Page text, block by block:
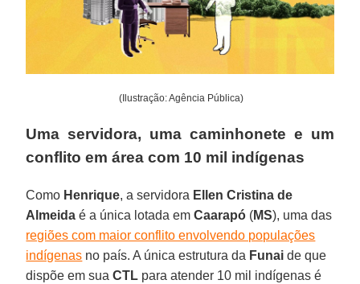
(Ilustração: Agência Pública)
Uma servidora, uma caminhonete e um
conflito em área com 10 mil indígenas
Como Henrique, a servidora Ellen Cristina de
Almeida é a única lotada emCaarapó (MS), uma das
regiões com maior conflito envolvendo populações
indígenas no país. A única estrutura da Funai de que
dispõe em suaCTL para atender 10 mil indígenas é